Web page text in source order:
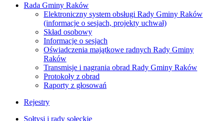
Rada Gminy Raków
Elektroniczny system obsługi Rady Gminy Raków
(informacje o sesjach, projekty uchwał)
Skład osobowy
Informacje o sesjach
Oświadczenia majątkowe radnych Rady Gminy
Raków
Transmisje i nagrania obrad Rady Gminy Raków
Protokoły z obrad
Raporty z głosowań
Rejestry
Sołtysi i rady sołeckie